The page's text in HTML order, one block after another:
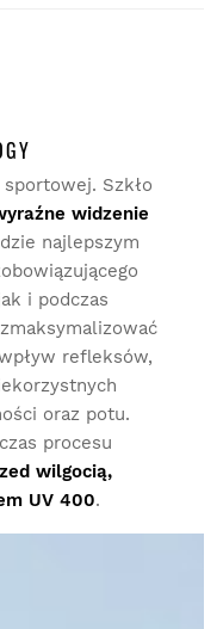
w domu. Na
dostarczenia
łatwo i szybko
płatności
Szkło
widzenie
najlepszym
i podczas
refleksów,
oraz potu.
procesu
wilgocią,
UV 400.